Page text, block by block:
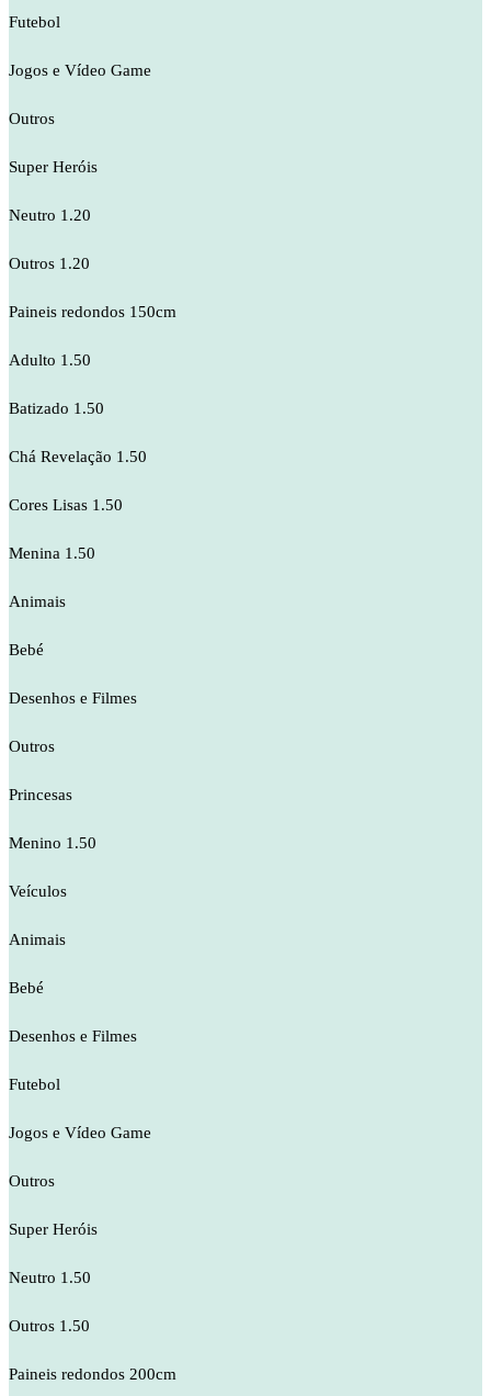
Futebol
Jogos e Vídeo Game
Outros
Super Heróis
Neutro 1.20
Outros 1.20
Paineis redondos 150cm
Adulto 1.50
Batizado 1.50
Chá Revelação 1.50
Cores Lisas 1.50
Menina 1.50
Animais
Bebé
Desenhos e Filmes
Outros
Princesas
Menino 1.50
Veículos
Animais
Bebé
Desenhos e Filmes
Futebol
Jogos e Vídeo Game
Outros
Super Heróis
Neutro 1.50
Outros 1.50
Paineis redondos 200cm